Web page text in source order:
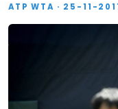
ATP WTA · 25-11-